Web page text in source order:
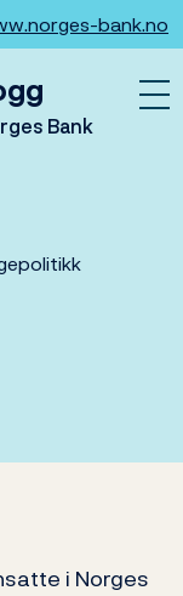
bank.no
Bank
i Norges